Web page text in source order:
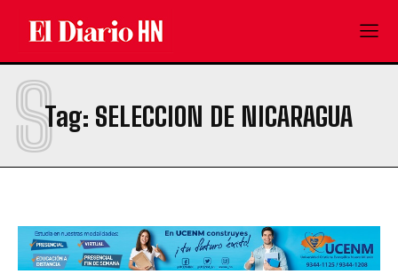
Tag: SELECCION DE NICARAGUA
S